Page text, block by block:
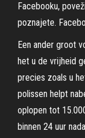
Facebooku,
poznajete.
Een ander groot
het u de vrijheid
precies zoals u
polissen helpt
oplopen tot
binnen 24 uur